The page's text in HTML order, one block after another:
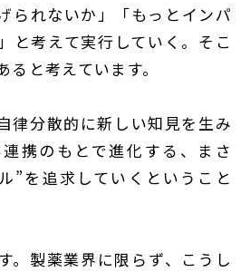
られないか」「もっとインパ
と考えて実行していく。そこ
と考えています。
律分散的に新しい知見を生み
携のもとで進化する、まさ
”を追求していくということ
。製薬業界に限らず、こうし